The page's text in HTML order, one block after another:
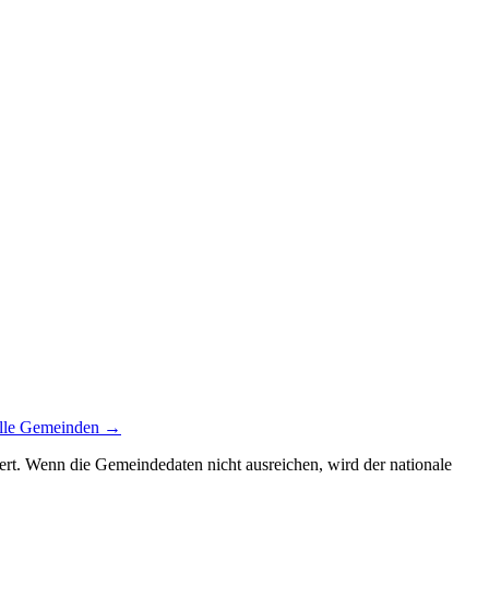
Gemeinden →
Wenn die Gemeindedaten nicht ausreichen, wird der nationale